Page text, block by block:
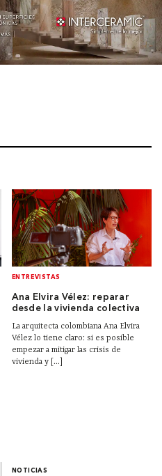
ENTREVISTAS
Ana Elvira Vélez: reparar
desde la vivienda colectiva
La arquitecta colombiana Ana Elvira
Vélez lo tiene claro: si es posible
empezar a mitigar las crisis de
vivienda y [...]
NOTICIAS